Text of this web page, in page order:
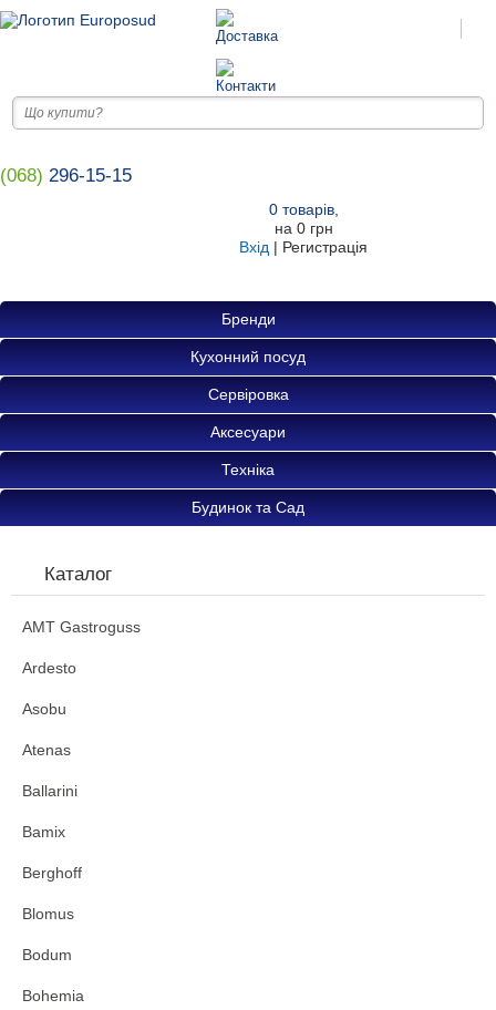
(068) 296-15-15
0товарів,
на 0 грн
Вхід | Регистрація
Бренди
Кухонний посуд
Сервіровка
Аксесуари
Техніка
Будинок та Сад
Каталог
AMT Gastroguss
Ardesto
Asobu
Atenas
Ballarini
Bamix
Berghoff
Blomus
Bodum
Bohemia